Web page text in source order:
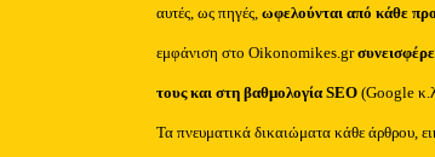
αυτές, ως πηγές,ωφελούνται από κάθε
εμφάνιση στο Oikonomikes.gr
τους και στη βαθμολογία SEO (Google
Τα πνευματικά δικαιώματα κάθε άρθρου,